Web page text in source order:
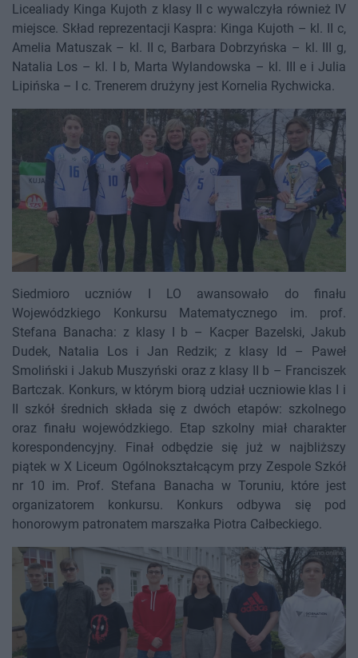
Licealiady Kinga Kujoth z klasy II c wywalczyła również IV
miejsce. Skład reprezentacji Kaspra: Kinga Kujoth – kl. II c,
Amelia Matuszak – kl. II c, Barbara Dobrzyńska – kl. III g,
Natalia Los – kl. I b, Marta Wylandowska – kl. III e i Julia
Lipińska – I c. Trenerem drużyny jest Kornelia Rychwicka.
Siedmioro uczniów I LO awansowało do finału
Wojewódzkiego Konkursu Matematycznego im. prof.
Stefana Banacha: z klasy I b – Kacper Bazelski, Jakub
Dudek, Natalia Los i Jan Redzik; z klasy Id – Paweł
Smoliński i Jakub Muszyński oraz z klasy II b – Franciszek
Bartczak. Konkurs, w którym biorą udział uczniowie klas I i
II szkół średnich składa się z dwóch etapów: szkolnego
oraz finału wojewódzkiego. Etap szkolny miał charakter
korespondencyjny. Finał odbędzie się już w najbliższy
piątek w X Liceum Ogólnokształcącym przy Zespole Szkół
nr 10 im. Prof. Stefana Banacha w Toruniu, które jest
organizatorem konkursu. Konkurs odbywa się pod
honorowym patronatem marszałka Piotra Całbeckiego.